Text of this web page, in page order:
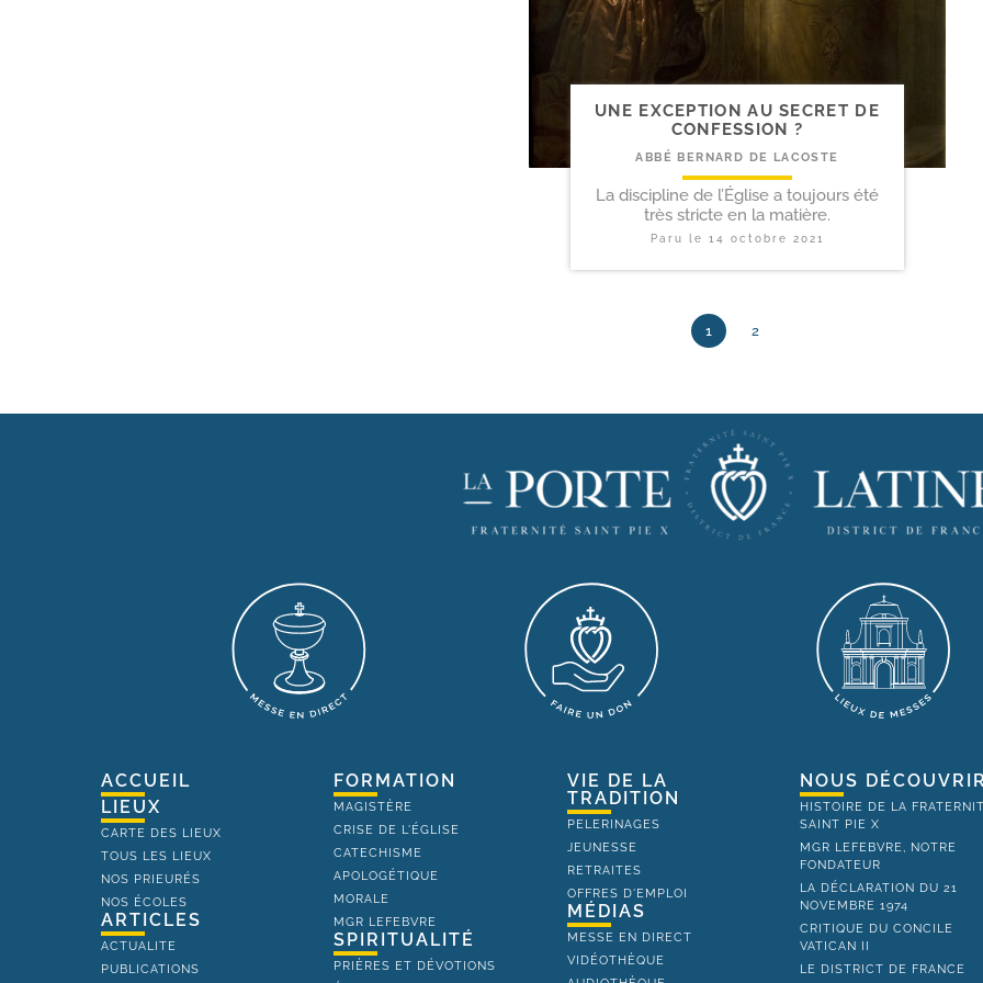
UNE EXCEPTION AU SECRET DE
CONFESSION ?
ABBÉ BERNARD DE LACOSTE
La discipline de l’Église a toujours été
très stricte en la matière.
Paru le 14 octobre 2021
1 2
ACCUEIL
LIEUX
CARTE DES LIEUX
TOUS LES LIEUX
NOS PRIEURÉS
NOS ÉCOLES
ARTICLES
ACTUALITE
PUBLICATIONS
FORMATION
MAGISTÈRE
CRISE DE L'ÉGLISE
CATECHISME
APOLOGÉTIQUE
MORALE
MGR LEFEBVRE
SPIRITUALITÉ
PRIÈRES ET DÉVOTIONS
VIE DE LA
TRADITION
PELERINAGES
JEUNESSE
RETRAITES
OFFRES D'EMPLOI
MÉDIAS
MESSE EN DIRECT
VIDÉOTHÈQUE
NOUS DÉCOUVRIR
HISTOIRE DE LA
SAINT PIE X
MGR LEFEBVRE, NOTRE
FONDATEUR
LA DÉCLARATION DU 21
NOVEMBRE 1974
CRITIQUE DU CONCILE
VATICAN II
LE DISTRICT DE FRANCE